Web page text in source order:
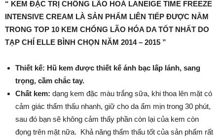
“ KEM ĐẶC TRỊ CHỐNG LÃO HOÁ LANEIGE TIME FREEZE
INTENSIVE CREAM LÀ SẢN PHẨM LIÊN TIẾP ĐƯỢC NẰM
TRONG TOP 10 KEM CHỐNG LÃO HÓA DA TỐT NHẤT DO
TẠP CHÍ ELLE BÌNH CHỌN NĂM 2014 – 2015 ”
Thiết kế: Hũ kem được thiết kế ánh bạc lấp lánh, sang
trọng, cầm chắc tay.
Chất kem: dạng kem đặc màu trắng sữa, khi thoa lên mặt có
cảm giác thẩm thấu nhanh, giữ cho da ẩm mịn trong 30 phút,
sau đó bạn sẽ không cảm thấy phần còn lại của kem còn
đọng trên mặt nữa. Khả năng thẩm thấu tốt của sản phẩm rất